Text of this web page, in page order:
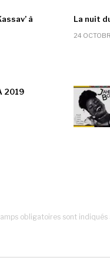
à
La nuit
24
2019
obligatoires sont indiqués